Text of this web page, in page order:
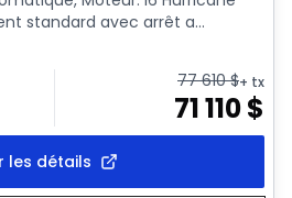
standard avec arrêt a...
77 610$+ tx
71 110$
les détails